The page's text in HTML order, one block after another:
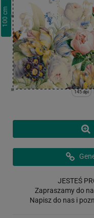
100
cm
145 dpi
JESTEŚ
Zapraszamy do
Napisz do nas i